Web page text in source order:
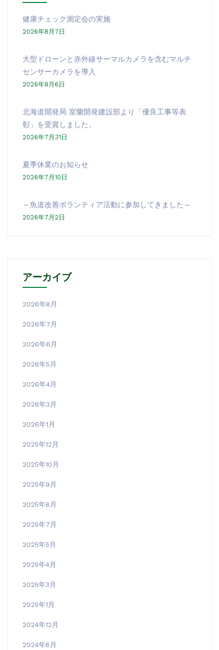
健康チェック測定会の実施
2026年8月7日
大型ドローンと赤外線サーマルカメラを含むマルチ
センサーカメラを導入
2026年8月6日
北海道開発局 室蘭開発建設部より「優良工事等表
彰」を受賞しました。
2026年7月31日
夏季休業のお知らせ
2026年7月10日
～魚道改善ボランティア活動に参加してきました～
2026年7月2日
アーカイブ
2026年8月
2026年7月
2026年6月
2026年5月
2026年4月
2026年3月
2026年1月
2025年12月
2025年10月
2025年9月
2025年8月
2025年7月
2025年5月
2025年4月
2025年3月
2025年1月
2024年12月
2024年6月